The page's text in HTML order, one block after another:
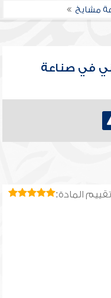
مشايخ
في صناعة
تقييم المادة: